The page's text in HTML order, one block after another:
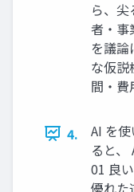
ら、
者・事
を議
な仮説
間・費
4.
AI を
ると、
01 良
優れた